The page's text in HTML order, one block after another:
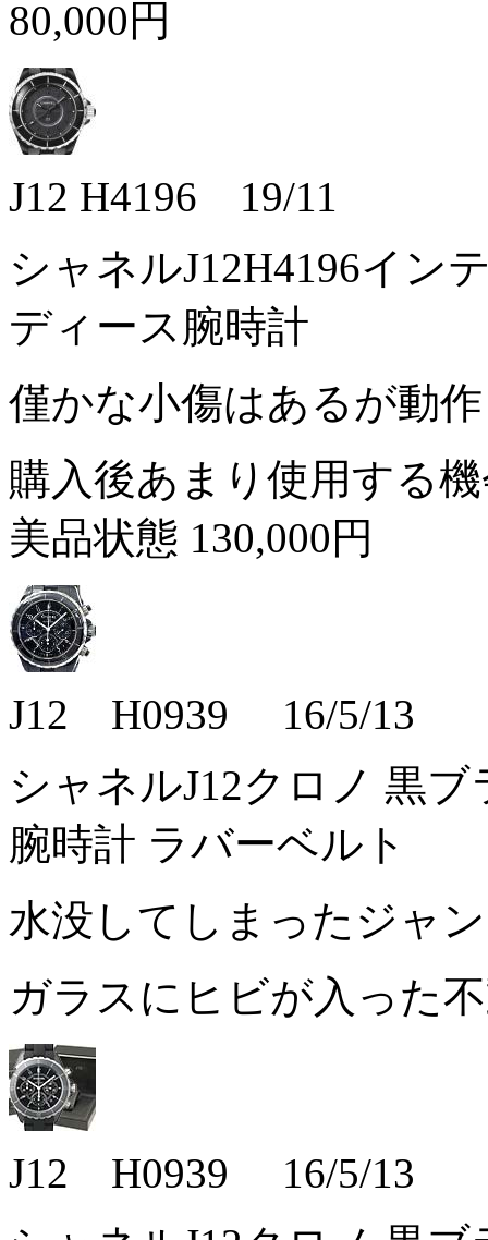
80,000円
J12 H4196 19/11
シャネルJ12H4196イン
ディース腕時計
僅かな小傷はあるが動
購入後あまり使用する
美品状態 130,000円
J12 H0939 16/5/13
シャネルJ12クロノ 黒
腕時計 ラバーベルト
水没してしまったジャ
ガラスにヒビが入った
J12 H0939 16/5/13